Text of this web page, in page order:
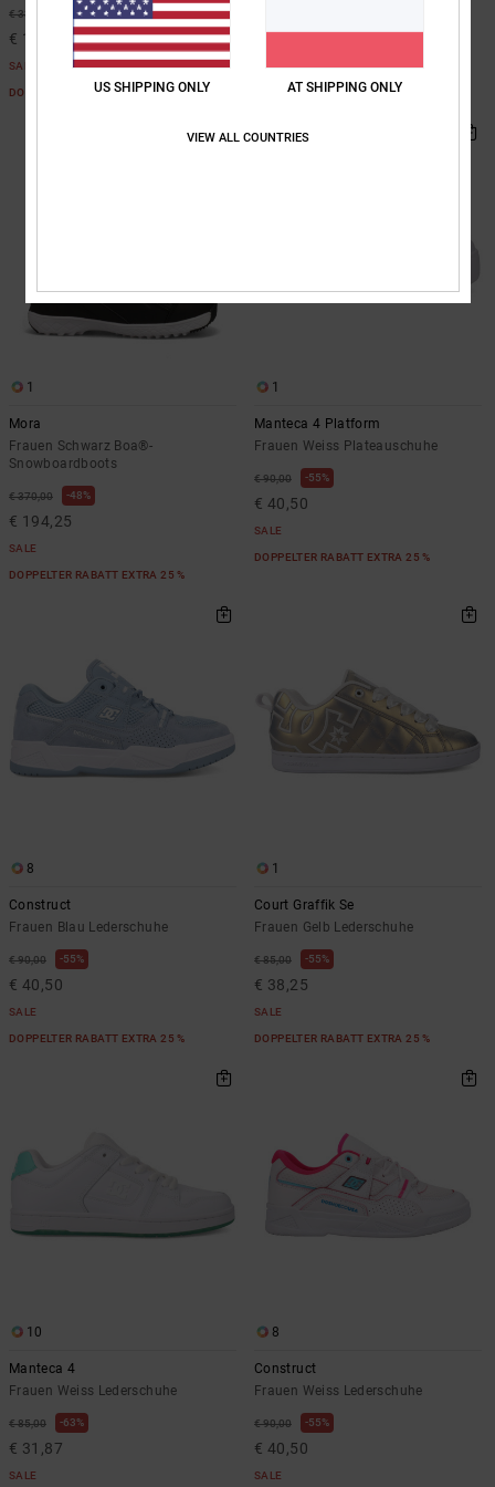
€ 330,00 48%
€ 173,25
SALE
DOPPELTER RABATT EXTRA 25 %
1
Mora
Frauen Schwarz Boa®-
Snowboardboots
€ 370,00 48%
€ 194,25
SALE
DOPPELTER RABATT EXTRA 25 %
1
Manteca 4 Platform
Frauen Weiss Plateauschuhe
€ 90,00 55%
€ 40,50
SALE
DOPPELTER RABATT EXTRA 25 %
8
Construct
Frauen Blau Lederschuhe
€ 90,00 55%
€ 40,50
SALE
DOPPELTER RABATT EXTRA 25 %
1
Court Graffik Se
Frauen Gelb Lederschuhe
€ 85,00 55%
€ 38,25
SALE
DOPPELTER RABATT EXTRA 25 %
10
Manteca 4
Frauen Weiss Lederschuhe
€ 85,00 63%
€ 31,87
SALE
8
Construct
Frauen Weiss Lederschuhe
€ 90,00 55%
€ 40,50
SALE
US SHIPPING ONLY AT SHIPPING ONLY
VIEW ALL COUNTRIES